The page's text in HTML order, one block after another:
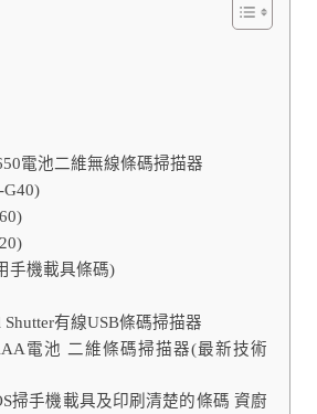
電池二維無線條碼掃描器
手機載具條碼)
有線USB條碼掃描器
電池 二維條碼掃描器(最新技術
掃手機載具及印刷清楚的條碼 資廚